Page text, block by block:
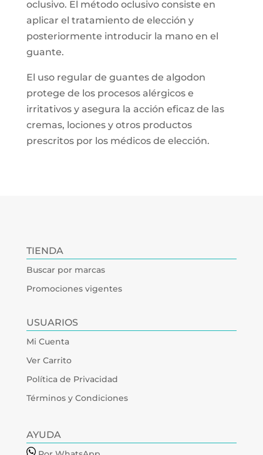
oclusivo. El método oclusivo consiste en
aplicar el tratamiento de elección y
posteriormente introducir la mano en el
guante.
El uso regular de guantes de algodon
protege de los procesos alérgicos e
irritativos y asegura la acción eficaz de las
cremas, lociones y otros productos
prescritos por los médicos de elección.
TIENDA
Buscar por marcas
Promociones vigentes
USUARIOS
Mi Cuenta
Ver Carrito
Política de Privacidad
Términos y Condiciones
AYUDA